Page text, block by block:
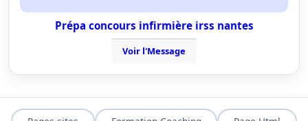
Prépa concours infirmière irss nantes
Voir l'Message